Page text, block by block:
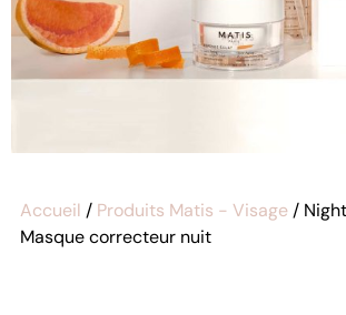
Accueil / Produits Matis - Visage/
Masque correcteur nuit